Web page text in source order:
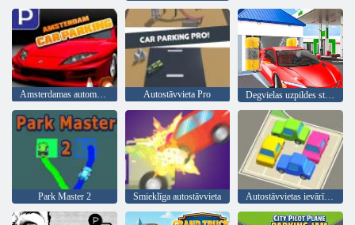
Amsterdamas automašīnu stāvvieta Autostāvvieta Pro Degvielas uzpildes stacija: Autostāvvieta
Park Master 2 Smieklīga autostāvvieta Autostāvvietas ievārījums tiešsaistē